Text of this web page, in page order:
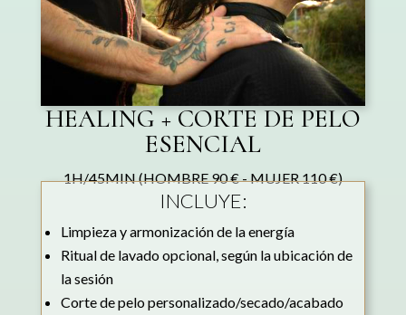
HEALING + CORTE DE PELO
ESENCIAL
1H/45MIN (HOMBRE 90 € - MUJER 110 €)
INCLUYE:
Limpieza y armonización de la energía
Ritual de lavado opcional, según la ubicación de
la sesión
Corte de pelo personalizado/secado/acabado